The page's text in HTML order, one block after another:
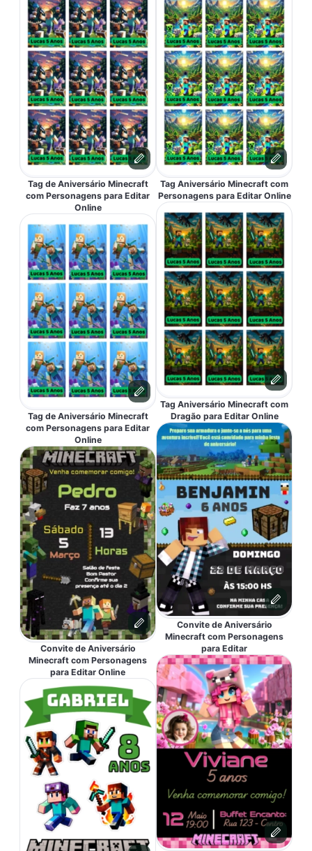
Tag de Aniversário Minecraft
com Personagens para Editar
Online
Tag de Aniversário Minecraft
com Personagens para Editar
Online
Convite de Aniversário
Minecraft com Personagens
para Editar Online
Tag Aniversário Minecraft com
Personagens para Editar Online
Tag Aniversário Minecraft com
Dragão para Editar Online
Convite de Aniversário
Minecraft com Personagens
para Editar